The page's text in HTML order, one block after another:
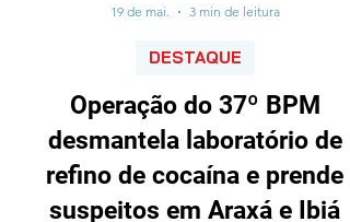
Operação do 37º BPM
desmantela laboratório de